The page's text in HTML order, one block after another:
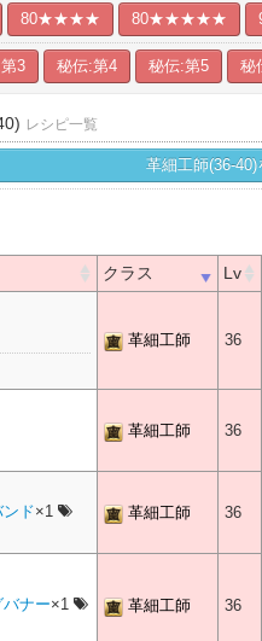
80★★★★ 80★★★★★
3 秘伝:第4 秘伝:第5 秘
レシピ一覧
革細工師(36-
クラス Lv
革細工師 36
革細工師 36
ド×1 革細工師 36
ナー×1 革細工師 36